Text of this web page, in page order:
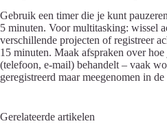
Gebruik een timer die je kunt
5 minuten. Voor multitasking: wissel
verschillende projecten of registreer
15 minuten. Maak afspraken over
(telefoon, e-mail) behandelt – vaak
geregistreerd maar meegenomen in
Gerelateerde artikelen